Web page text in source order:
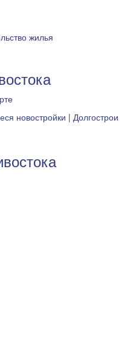
жилья
новостройки | Долгострои